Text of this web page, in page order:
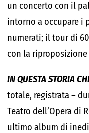
un concerto con il
intorno a occupare i
numerati; il tour di
con la
IN QUESTA STORIA
totale, registrata –
Teatro dell’Opera di
ultimo album di